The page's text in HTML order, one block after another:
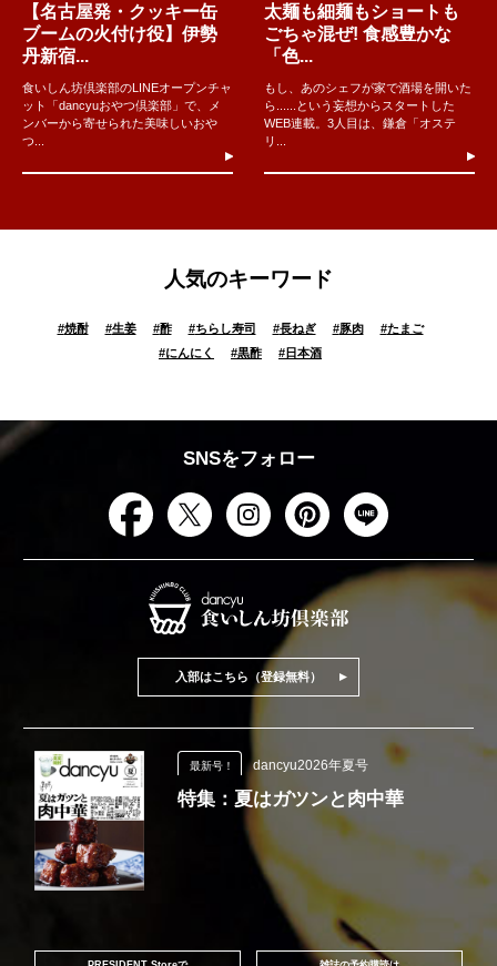
【名古屋発・クッキー缶
ブームの火付け役】伊勢
丹新宿...
食いしん坊倶楽部のLINEオープンチャ
ット「dancyuおやつ倶楽部」で、メ
ンバーから寄せられた美味しいおや
つ...
太麺も細麺もショートも
ごちゃ混ぜ! 食感豊かな
「色...
もし、あのシェフが家で酒場を開いた
ら......という妄想からスタートした
WEB連載。3人目は、鎌倉「オステ
リ...
人気のキーワード
#焼酎 #生姜 #酢 #ちらし寿司 #長ねぎ #豚肉 #たまご
#にんにく #黒酢 #日本酒
SNSをフォロー
入部はこちら（登録無料）
最新号！ dancyu2026年夏号
特集：夏はガツンと肉中華